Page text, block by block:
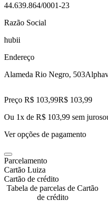
44.639.864/0001-23
Razão Social
hubii
Endereço
Alameda Rio Negro, 503
Preço R$ 103,99R$ 103,99
Ou 1x de R$ 103,99 sem juros
Ver opções de pagamento
Parcelamento
Cartão Luiza
Cartão de crédito
Tabela de parcelas de Cartão
de crédito